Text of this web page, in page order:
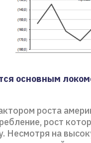
основным
роста
рост
Несмотря на